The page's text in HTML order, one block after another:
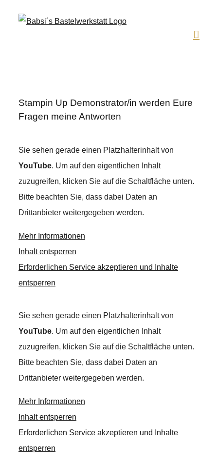
Stampin Up Demonstrator/in werden Eure
Fragen meine Antworten
Sie sehen gerade einen Platzhalterinhalt von
YouTube. Um auf den eigentlichen Inhalt
zuzugreifen, klicken Sie auf die Schaltfläche unten.
Bitte beachten Sie, dass dabei Daten an
Drittanbieter weitergegeben werden.
Mehr Informationen
Inhalt entsperren
Erforderlichen Service akzeptieren und Inhalte
entsperren
Sie sehen gerade einen Platzhalterinhalt von
YouTube. Um auf den eigentlichen Inhalt
zuzugreifen, klicken Sie auf die Schaltfläche unten.
Bitte beachten Sie, dass dabei Daten an
Drittanbieter weitergegeben werden.
Mehr Informationen
Inhalt entsperren
Erforderlichen Service akzeptieren und Inhalte
entsperren